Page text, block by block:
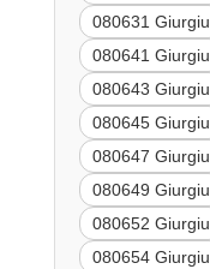
080631 Giurgiu
080641 Giurgiu
080643 Giurgiu
080645 Giurgiu
080647 Giurgiu
080649 Giurgiu
080652 Giurgiu
080654 Giurgiu